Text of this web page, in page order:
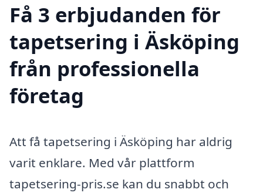
Få 3 erbjudanden för
tapetsering i Äsköping
från professionella
företag
Att få tapetsering i Äsköping har aldrig
varit enklare. Med vår plattform
tapetsering-pris.se kan du snabbt och